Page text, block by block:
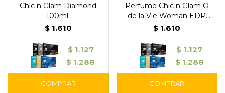
Chic n Glam Diamond
100ml.
$ 1.610
$ 1.127
$ 1.288
Perfume Chic n Glam O
de la Vie Woman EDP
80ml.
$ 1.610
$ 1.127
$ 1.288